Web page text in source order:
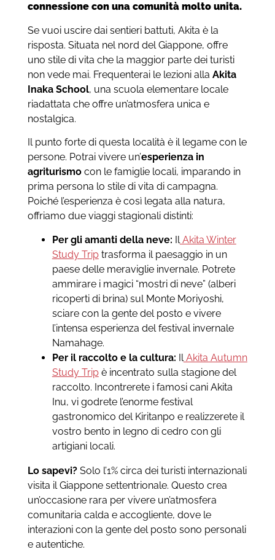
connessione con una comunità molto unita.
Se vuoi uscire dai sentieri battuti, Akita è la
risposta. Situata nel nord del Giappone, offre
uno stile di vita che la maggior parte dei turisti
non vede mai. Frequenterai le lezioni alla Akita
Inaka School, una scuola elementare locale
riadattata che offre un’atmosfera unica e
nostalgica.
Il punto forte di questa località è il legame con le
persone. Potrai vivere un’esperienza in
agriturismocon le famiglie locali, imparando in
prima persona lo stile di vita di campagna.
Poiché l’esperienza è così legata alla natura,
offriamo due viaggi stagionali distinti:
Per gli amanti della neve: Il Akita Winter
Study Triptrasforma il paesaggio in un
paese delle meraviglie invernale. Potrete
ammirare i magici “mostri di neve” (alberi
ricoperti di brina) sul Monte Moriyoshi,
sciare con la gente del posto e vivere
l’intensa esperienza del festival invernale
Namahage.
Per il raccolto e la cultura: Il Akita Autumn
Study Tripè incentrato sulla stagione del
raccolto. Incontrerete i famosi cani Akita
Inu, vi godrete l’enorme festival
gastronomico del Kiritanpo e realizzerete il
vostro bento in legno di cedro con gli
artigiani locali.
Lo sapevi?Solo l’1% circa dei turisti internazionali
visita il Giappone settentrionale. Questo crea
un’occasione rara per vivere un’atmosfera
comunitaria calda e accogliente, dove le
interazioni con la gente del posto sono personali
e autentiche.